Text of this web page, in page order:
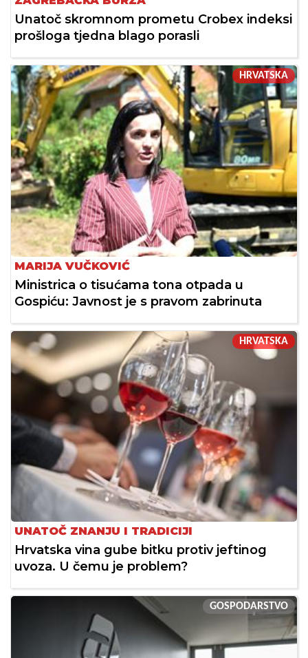
Unatoč skromnom prometu Crobex indeksi
prošloga tjedna blago porasli
HRVATSKA
MARIJA VUČKOVIĆ
Ministrica o tisućama tona otpada u
Gospiću: Javnost je s pravom zabrinuta
HRVATSKA
UNATOČ ZNANJU I TRADICIJI
Hrvatska vina gube bitku protiv jeftinog
uvoza. U čemu je problem?
GOSPODARSTVO